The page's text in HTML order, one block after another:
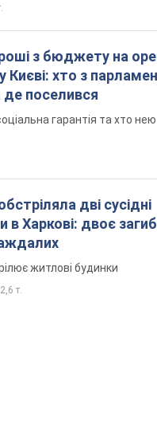
з бюджету на
Києві: хто з
поселився
гарантія та хто нею
дві сусідні
в Харкові: двоє
житлові будинки
2,6 т.